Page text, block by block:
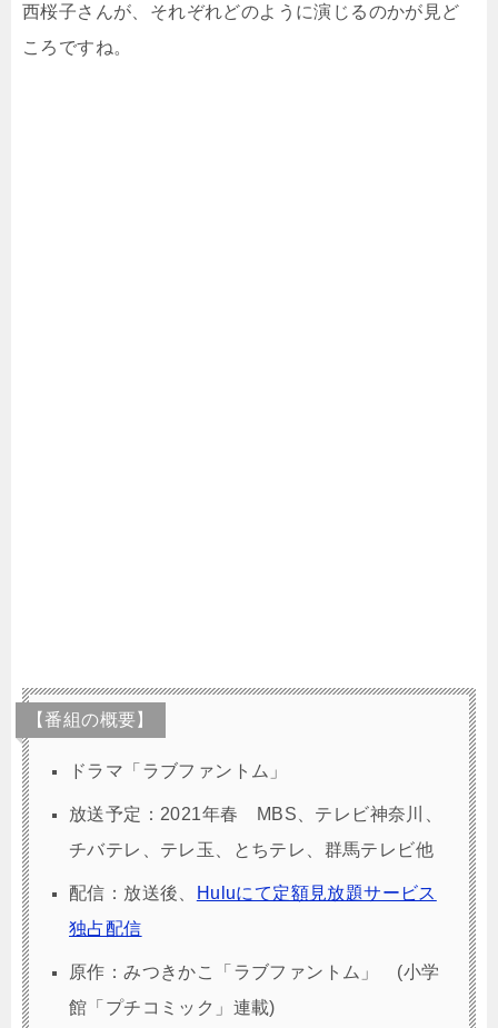
西桜子さんが、それぞれどのように演じるのかが見ど
ころですね。
【番組の概要】
ドラマ「ラブファントム」
放送予定：2021年春 MBS、テレビ神奈川、
チバテレ、テレ玉、とちテレ、群馬テレビ他
配信：放送後、
Huluにて定額見放題サービス
独占配信
原作：みつきかこ「ラブファントム」 (小学
館「プチコミック」連載)